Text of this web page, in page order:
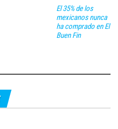
El 35% de los
mexicanos nunca
ha comprado en El
Buen Fin